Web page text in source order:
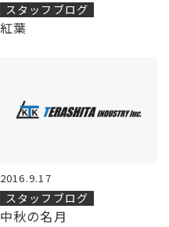
スタッフブログ
紅葉
2016.9.17
スタッフブログ
中秋の名月